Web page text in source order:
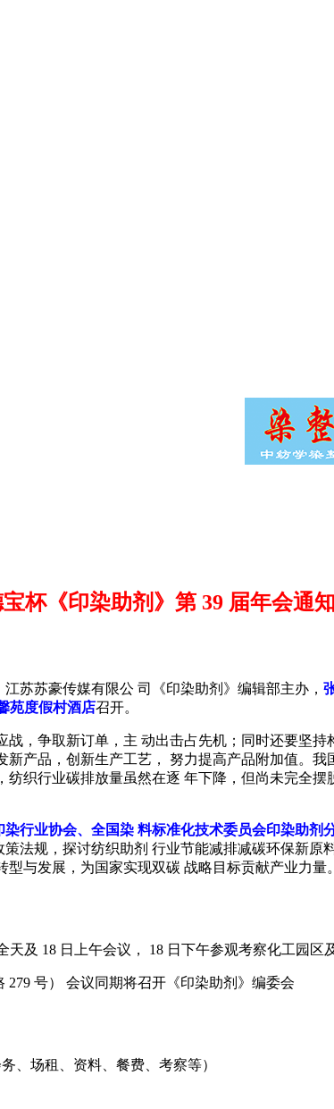
杯《印染助剂》第 39 届年会通
苏苏豪传媒有限公 司《印染助剂》编辑部主办，
苑度假村酒店召开。
，争取新订单，主 动出击占先机；同时还要坚
新产品，创新生产工艺， 努力提高产品附加值。
织行业碳排放量虽然在逐 年下降，但尚未完全摆
行业协会、全国染 料标准化技术委员会印染助
法规，探讨纺织助剂 行业节能减排减碳环保新
与发展，为国家实现双碳 战略目标贡献产业力量
天及 18 日上午会议， 18 日下午参观考察化工园区
号） 会议同期将召开《印染助剂》编委会
、场租、资料、餐费、考察等）